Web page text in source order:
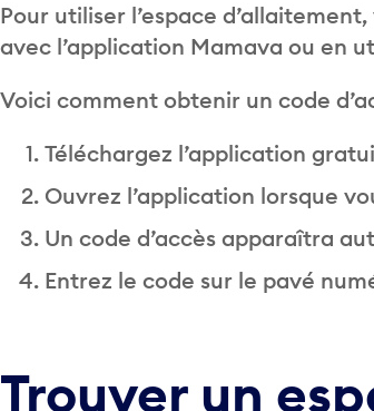
Pour utiliser l’espace
avec l’application Mamava ou en
Voici comment obtenir un code
Téléchargez l’application
Ouvrez l’application lorsque
Un code d’accès apparaîtra
Entrez le code sur le pavé
Trouver un